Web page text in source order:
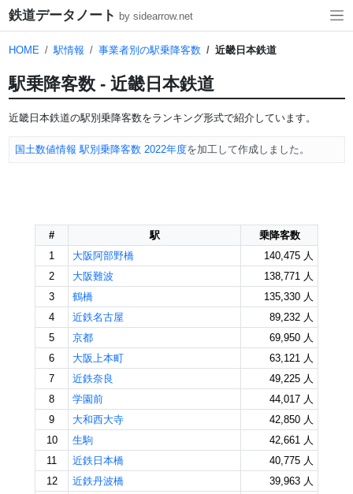
鉄道データノート by sidearrow.net
HOME 駅情報 事業者別の駅乗降客数 近畿日本鉄道
駅乗降客数 - 近畿日本鉄道
近畿日本鉄道の駅別乗降客数をランキング形式で紹介しています。
国土数値情報 駅別乗降客数 2022年度を加工して作成しました。
# 駅
乗降客数
1
大阪阿部野橋
140,475 人
2
大阪難波
138,771 人
3
鶴橋
135,330 人
4
近鉄名古屋
89,232 人
5
京都
69,950 人
6
大阪上本町
63,121 人
7
近鉄奈良
49,225 人
8
学園前
44,017 人
9
大和西大寺
42,850 人
10
生駒
42,661 人
11
近鉄日本橋
40,775 人
12
近鉄丹波橋
39,963 人